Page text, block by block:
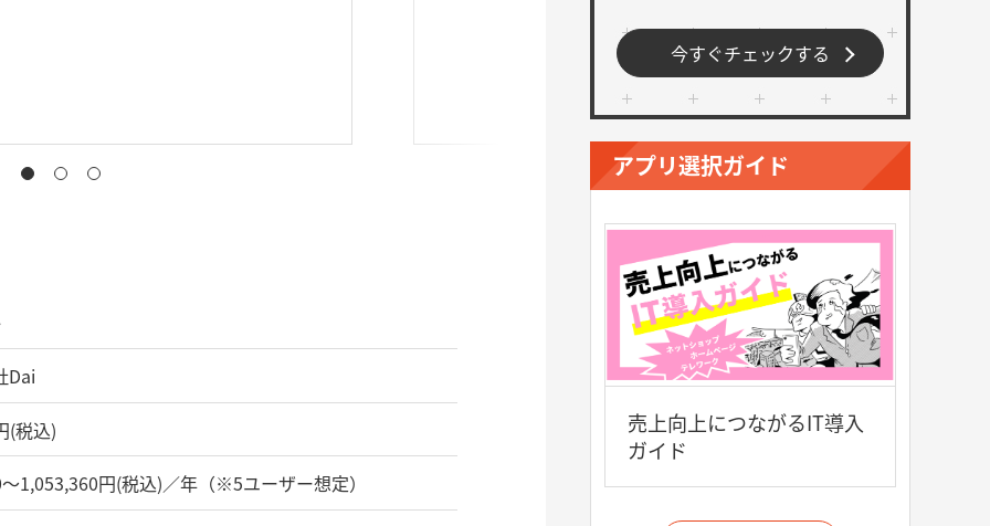
Dai
(税込)
1,053,360円(税込)／年（※5ユーザー想定）
今すぐチェックする
アプリ選択ガイド
売上向上につながるIT導入
ガイド